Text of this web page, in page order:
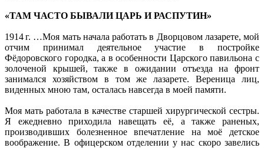
«ТАМ ЧАСТО БЫВАЛИ ЦАРЬ И РАСПУТИН»
1914 г. …Моя мать начала работать в Дворцовом лазарете, мой
отчим принимал деятельное участие в постройке
Фёдоровского городка, а в особенности Царского павильона с
золоченой крышей, также в ожидании отъезда на фронт
занимался хозяйством в том же лазарете. Вереница лиц,
виденных мною там, осталась навсегда в моей памяти.
Моя мать работала в качестве старшей хирургической сестры.
Я ежедневно приходила навещать её, а также раненых,
производивших болезненное впечатление на моё детское
воображение. В офицерском отделении у нас скоро завелись